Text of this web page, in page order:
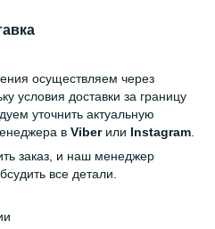
осуществляем через
условия доставки за границу
уточнить актуальную
в Viberили Instagram
заказ, и наш менеджер
все детали.